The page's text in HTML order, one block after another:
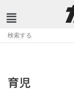
ン
ツ
育児